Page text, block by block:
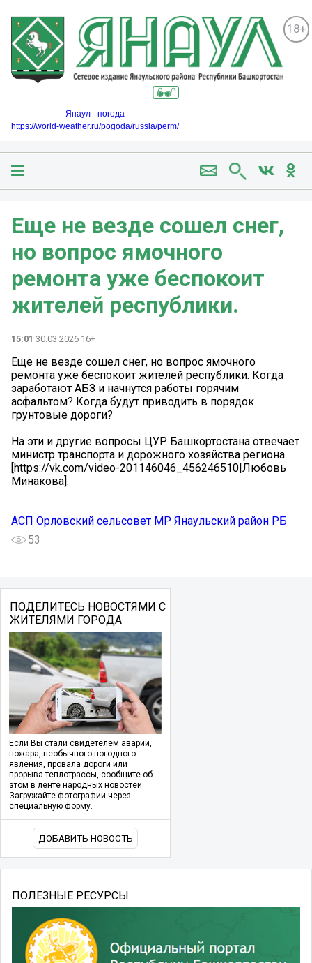
18+
Янаул - погода
https://world-weather.ru/pogoda/russia/perm/
Еще не везде сошел снег,
но вопрос ямочного
ремонта уже беспокоит
жителей республики.
15:01 30.03.2026 16+
Еще не везде сошел снег, но вопрос ямочного
ремонта уже беспокоит жителей республики. Когда
заработают АБЗ и начнутся работы горячим
асфальтом? Когда будут приводить в порядок
грунтовые дороги?
На эти и другие вопросы ЦУР Башкортостана отвечает
министр транспорта и дорожного хозяйства региона
[https://vk.com/video-201146046_456246510|Любовь
Минакова].
АСП Орловский сельсовет МР Янаульский район РБ
53
ПОДЕЛИТЕСЬ НОВОСТЯМИ С
ЖИТЕЛЯМИ ГОРОДА
Если Вы стали свидетелем аварии,
пожара, необычного погодного
явления, провала дороги или
прорыва теплотрассы, сообщите об
этом в ленте народных новостей.
Загружайте фотографии через
специальную форму.
ДОБАВИТЬ НОВОСТЬ
ПОЛЕЗНЫЕ РЕСУРСЫ